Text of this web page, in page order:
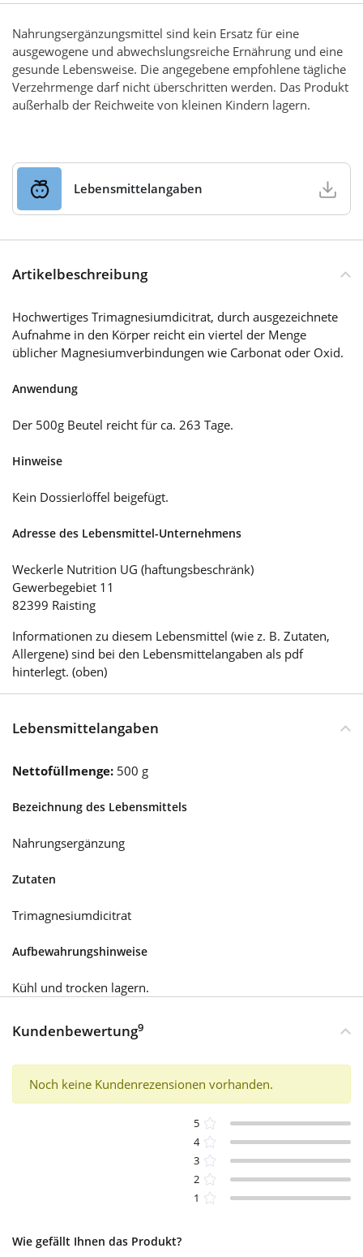
Nahrungsergänzungsmittel sind kein Ersatz für eine
ausgewogene und abwechslungsreiche Ernährung und eine
gesunde Lebensweise. Die angegebene empfohlene tägliche
Verzehrmenge darf nicht überschritten werden. Das Produkt
außerhalb der Reichweite von kleinen Kindern lagern.
Lebensmittelangaben
Artikelbeschreibung
Hochwertiges Trimagnesiumdicitrat, durch ausgezeichnete
Aufnahme in den Körper reicht ein viertel der Menge
üblicher Magnesiumverbindungen wie Carbonat oder Oxid.
Anwendung
Der 500g Beutel reicht für ca. 263 Tage.
Hinweise
Kein Dossierlöffel beigefügt.
Adresse des Lebensmittel-Unternehmens
Weckerle Nutrition UG (haftungsbeschränk)
Gewerbegebiet 11
82399 Raisting
Informationen zu diesem Lebensmittel (wie z. B. Zutaten,
Allergene) sind bei den Lebensmittelangaben als pdf
hinterlegt. (oben)
Lebensmittelangaben
Nettofüllmenge: 500 g
Bezeichnung des Lebensmittels
Nahrungsergänzung
Zutaten
Trimagnesiumdicitrat
Aufbewahrungshinweise
Kühl und trocken lagern.
Kundenbewertung9
Noch keine Kundenrezensionen vorhanden.
5
4
3
2
1
Wie gefällt Ihnen das Produkt?